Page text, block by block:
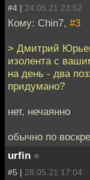
#4 | 24.05.21 23:52
Кому: Chin7, #3
> Дмитрий
изолента с
на день - два
придумано?
нет, нечаянно
обычно по
urfin »
#5 | 28.05.21 17:04